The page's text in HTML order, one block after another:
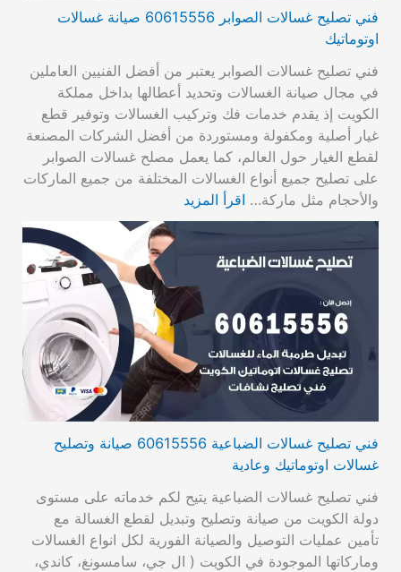
فني تصليح غسالات الصوابر 60615556 صيانة غسالات
اوتوماتيك
فني تصليح غسالات الصوابر يعتبر من أفضل الفنيين العاملين
في مجال صيانة الغسالات وتحديد أعطالها بداخل مملكة
الكويت إذ يقدم خدمات فك وتركيب الغسالات وتوفير قطع
غيار أصلية ومكفولة ومستوردة من أفضل الشركات المصنعة
لقطع الغيار حول العالم، كما يعمل مصلح غسالات الصوابر
على تصليح جميع أنواع الغسالات المختلفة من جميع الماركات
والأحجام مثل ماركة… اقرأ المزيد
فني تصليح غسالات الضباعية 60615556 صيانة وتصليح
غسالات اوتوماتيك وعادية
فني تصليح غسالات الضباعية يتيح لكم خدماته على مستوى
دولة الكويت من صيانة وتصليح وتبديل لقطع الغسالة مع
تأمين عمليات التوصيل والصيانة الفورية لكل انواع الغسالات
وماركاتها الموجودة في الكويت ( ال جي، سامسونغ، كاندي،